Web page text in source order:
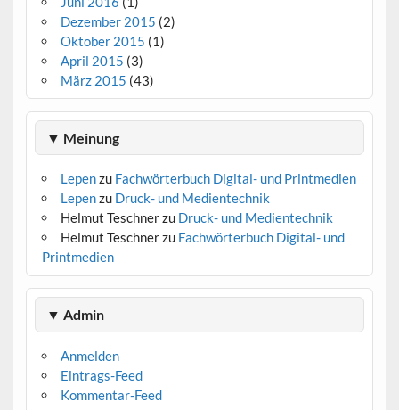
Dezember 2015 (2)
Oktober 2015 (1)
April 2015 (3)
März 2015 (43)
▼ Meinung
Lepenzu Fachwörterbuch Digital- und Printmedien
Lepenzu Druck- und Medientechnik
Helmut Teschnerzu Druck- und Medientechnik
Helmut Teschnerzu Fachwörterbuch Digital- und
Printmedien
▼ Admin
Anmelden
Eintrags-Feed
Kommentar-Feed